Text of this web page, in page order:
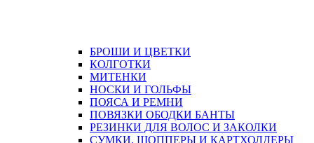
БРОШИ И ЦВЕТКИ
КОЛГОТКИ
МИТЕНКИ
НОСКИ И ГОЛЬФЫ
ПОЯСА И РЕМНИ
ПОВЯЗКИ ОБОДКИ БАНТЫ
РЕЗИНКИ ДЛЯ ВОЛОС И ЗАКОЛКИ
СУМКИ, ШОППЕРЫ И КАРТХОЛДЕРЫ